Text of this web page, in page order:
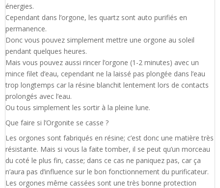
énergies.
Cependant dans l’orgone, les quartz sont auto purifiés en
permanence.
Donc vous pouvez simplement mettre une orgone au soleil
pendant quelques heures.
Mais vous pouvez aussi rincer l’orgone (1-2 minutes) avec un
mince filet d’eau, cependant ne la laissé pas plongée dans l’eau
trop longtemps car la résine blanchit lentement lors de contacts
prolongés avec l’eau.
Ou tous simplement les sortir à la pleine lune.
Que faire si l’Orgonite se casse ?
Les orgones sont fabriqués en résine; c’est donc une matière très
résistante. Mais si vous la faite tomber, il se peut qu’un morceau
du coté le plus fin, casse; dans ce cas ne paniquez pas, car ça
n’aura pas d’influence sur le bon fonctionnement du purificateur.
Les orgones même cassées sont une très bonne protection